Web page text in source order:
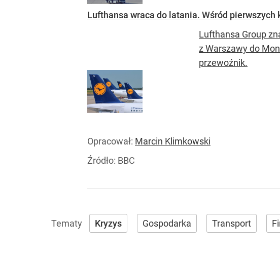
Lufthansa wraca do latania. Wśród pierwszych
Lufthansa Group
z Warszawy do
przewoźnik.
Opracował: Marcin Klimkowski
Źródło: BBC
Kryzys Gospodarka Transport